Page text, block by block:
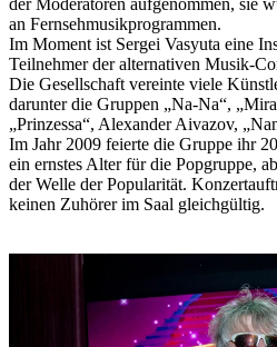
der Moderatoren aufgenommen, sie
an Fernsehmusikprogrammen.
Im Moment ist Sergei Vasyuta eine
Teilnehmer der alternativen Musik-
Die Gesellschaft vereinte viele
darunter die Gruppen „Na-Na“,
„Prinzessa“, Alexander Aivazov,
Im Jahr 2009 feierte die Gruppe ihr
ein ernstes Alter für die Popgruppe,
der Welle der Popularität.
keinen Zuhörer im Saal gleichgültig.